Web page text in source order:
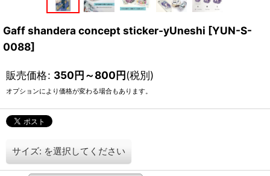
Gaff shandera concept sticker-yUneshi [YUN-S-
0088]
販売価格: 350円～800円(税別)
オプションにより価格が変わる場合もあります。
サイズ: を選択してください